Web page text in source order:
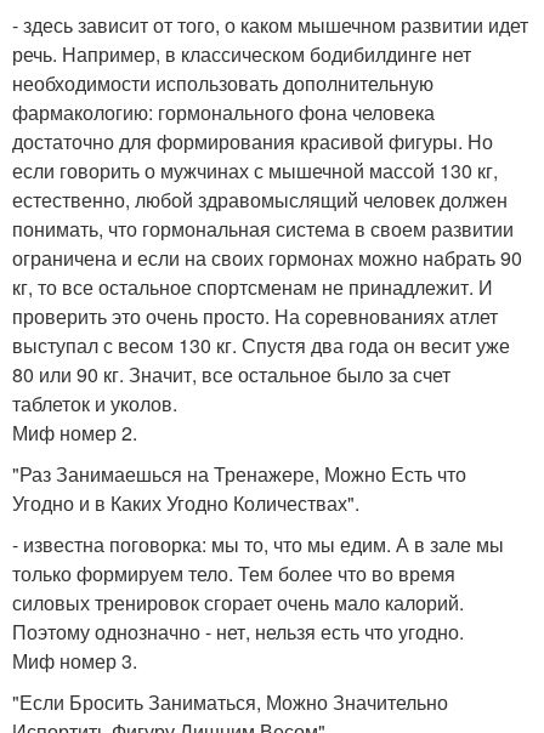
- здесь зависит от того, о каком мышечном развитии идет
речь. Например, в классическом бодибилдинге нет
необходимости использовать дополнительную
фармакологию: гормонального фона человека
достаточно для формирования красивой фигуры. Но
если говорить о мужчинах с мышечной массой 130 кг,
естественно, любой здравомыслящий человек должен
понимать, что гормональная система в своем развитии
ограничена и если на своих гормонах можно набрать 90
кг, то все остальное спортсменам не принадлежит. И
проверить это очень просто. На соревнованиях атлет
выступал с весом 130 кг. Спустя два года он весит уже
80 или 90 кг. Значит, все остальное было за счет
таблеток и уколов.
Миф номер 2.
"Раз Занимаешься на Тренажере, Можно Есть что
Угодно и в Каких Угодно Количествах".
- известна поговорка: мы то, что мы едим. А в зале мы
только формируем тело. Тем более что во время
силовых тренировок сгорает очень мало калорий.
Поэтому однозначно - нет, нельзя есть что угодно.
Миф номер 3.
"Если Бросить Заниматься, Можно Значительно